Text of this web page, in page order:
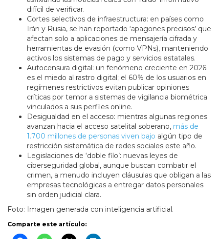
difícil de verificar.
Cortes selectivos de infraestructura: en países como
Irán y Rusia, se han reportado ‘apagones precisos’ que
afectan solo a aplicaciones de mensajería cifrada y
herramientas de evasión (como VPNs), manteniendo
activos los sistemas de pago y servicios estatales.
Autocensura digital: un fenómeno creciente en 2026
es el miedo al rastro digital; el 60% de los usuarios en
regímenes restrictivos evitan publicar opiniones
críticas por temor a sistemas de vigilancia biométrica
vinculados a sus perfiles online.
Desigualdad en el acceso: mientras algunas regiones
avanzan hacia el acceso satelital soberano, más de
1.700 millones de personas viven bajo algún tipo de
restricción sistemática de redes sociales este año.
Legislaciones de ‘doble filo’: nuevas leyes de
ciberseguridad global, aunque buscan combatir el
crimen, a menudo incluyen cláusulas que obligan a las
empresas tecnológicas a entregar datos personales
sin orden judicial clara.
Foto: Imagen generada con inteligencia artificial.
Comparte este artículo: